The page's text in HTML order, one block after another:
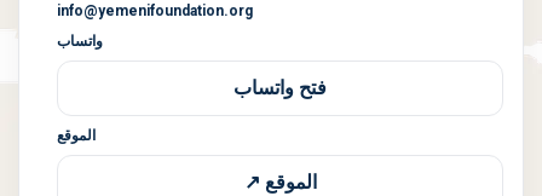
info@yemenifoundation.org
واتساب
فتح واتساب
الموقع
الموقع ↗